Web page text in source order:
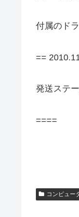
付属のド
==
発送ステ
====
コンピュー